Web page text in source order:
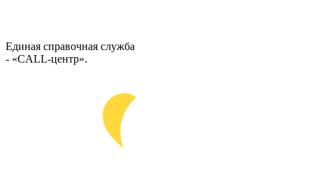
Единая справочная служба
- «CALL-центр».